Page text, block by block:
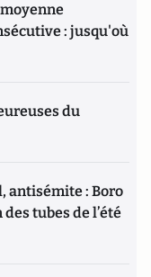
: jusqu'où
du
antisémite : Boro
tubes de l’été